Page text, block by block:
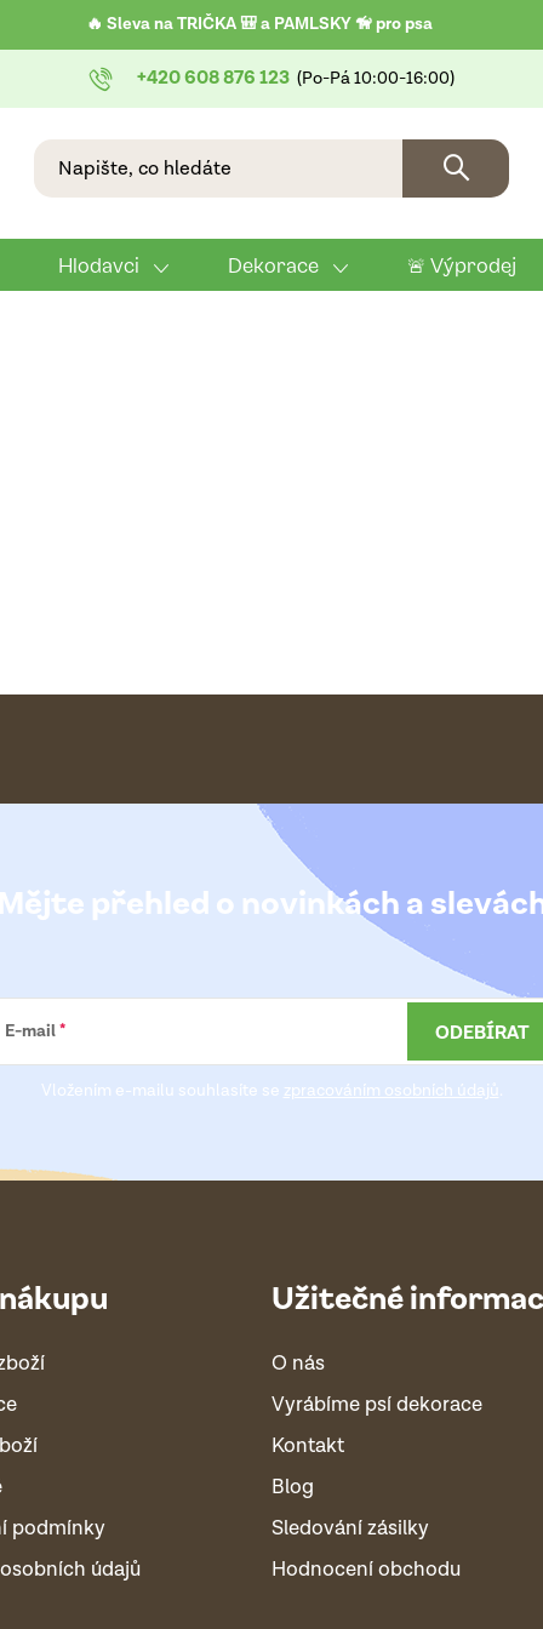
🔥 Sleva na TRIČKA 🎒 a PAMLSKY 🦮 pro psa
+420 608 876 123
Hlodavci Dekorace 🚨 Výprodej
Mějte přehled o novinkácha
E-mail
Vložením e-mailu souhlasíte se zpracováním osobních údajů.
ODEBÍRAT
podmínky
údajů
Užitečné
O nás
Vyrábíme psí dekorace
Kontakt
Blog
Sledování zásilky
Hodnocení obchodu